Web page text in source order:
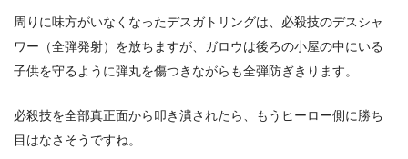
周りに味方がいなくなったデスガトリングは、必殺技のデスシャ
ワー（全弾発射）を放ちますが、ガロウは後ろの小屋の中にいる
子供を守るように弾丸を傷つきながらも全弾防ぎきります。
必殺技を全部真正面から叩き潰されたら、もうヒーロー側に勝ち
目はなさそうですね。